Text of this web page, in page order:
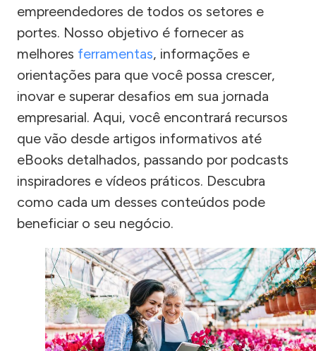
empreendedores de todos os setores e
portes. Nosso objetivo é fornecer as
melhores ferramentas, informações e
orientações para que você possa crescer,
inovar e superar desafios em sua jornada
empresarial. Aqui, você encontrará recursos
que vão desde artigos informativos até
eBooks detalhados, passando por podcasts
inspiradores e vídeos práticos. Descubra
como cada um desses conteúdos pode
beneficiar o seu negócio.